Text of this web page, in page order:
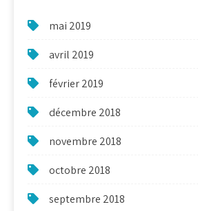
mai 2019
avril 2019
février 2019
décembre 2018
novembre 2018
octobre 2018
septembre 2018